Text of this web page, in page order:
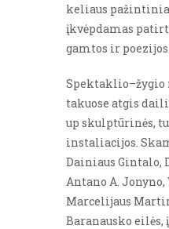
keliaus
įkvėpdamas
gamtos ir poezijos
Spektaklio–žygio
takuose atgis
up skulptūrinės,
instaliacijos.
Dainiaus Gintalo,
Antano A.
Marcelijaus
Baranausko